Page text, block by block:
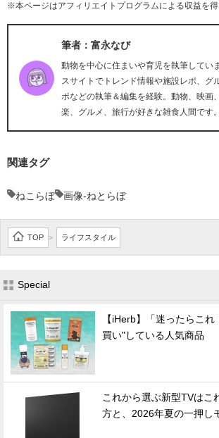
※本ページはアフィリエイトプログラムによる収益を
筆者：富永なび
動物を中心に住まいや育児を執筆してい
スサイトでトレンド情報や施設レポ、グ
ポなどの執筆＆編集を経験。動物、映画
楽、グルメ、旅行が好きな雑食人間です。
関連タグ
ねこらぼ 画像-ねとらぼ
TOP > ライフスタイル
Special
【iHerb】「迷ったらこ
買い"している人気商品
これから選ぶ新型TVはこ
方と、2026年夏の一押し